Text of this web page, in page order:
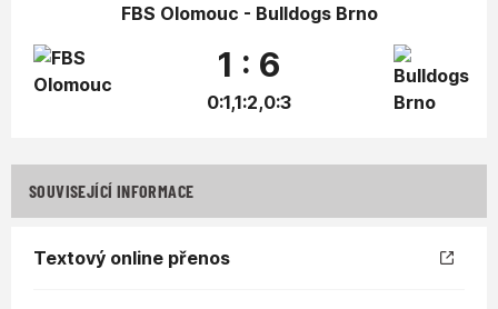
FBS Olomouc - Bulldogs Brno
1 : 6
0:1,1:2,0:3
SOUVISEJÍCÍ INFORMACE
Textový online přenos